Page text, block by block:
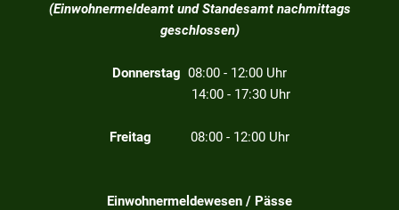
(Einwohnermeldeamt und Standesamt nachmittags
geschlossen)
Donnerstag 08:00 - 12:00 Uhr
14:00 - 17:30 Uhr
Freitag 08:00 - 12:00 Uhr
Einwohnermeldewesen / Pässe